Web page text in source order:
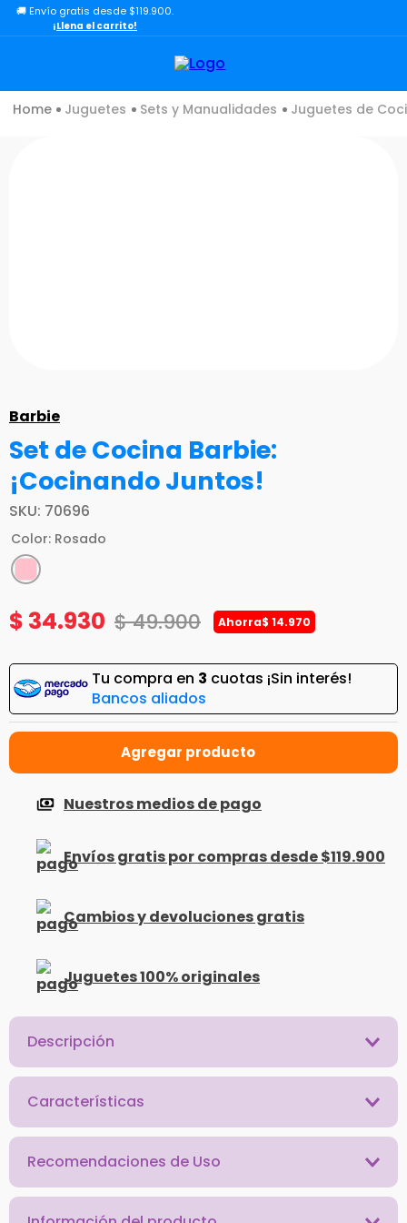
🚚 Envío gratis desde $119.900.
¡Llena el carrito!
Juguetes Sets y Manualidades Juguetes de
Barbie
Set de Cocina Barbie:
¡Cocinando Juntos!
SKU: 70696
Color: Rosado
$ 34.930 $49.900 Ahorra$ 14.970
Tu compra en 3 cuotas ¡Sin interés!
Bancos aliados
Nuestros medios de pago
Envíos gratis por compras desde $119.900
Cambios y devoluciones gratis
Juguetes 100% originales
Descripción
Características
Recomendaciones de Uso
TÉRMINOS MÁS BUSCADOS
3.
carro